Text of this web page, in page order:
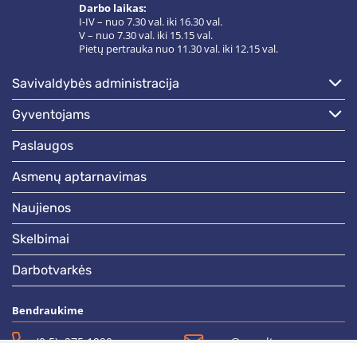
Darbo laikas:
I-IV – nuo 7.30 val. iki 16.30 val.
V – nuo 7.30 val. iki 15.15 val.
Pietų pertrauka nuo 11.30 val. iki 12.15 val.
savivaldybės administracija
gyventojams
paslaugos
asmenų aptarnavimas
naujienos
skelbimai
darbotvarkės
Bendraukime